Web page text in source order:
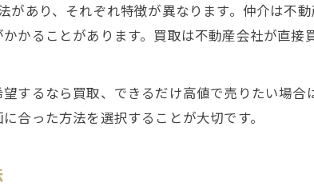
行政処分歴や免許番号の確認が重要な
費用や条件の透明性を見極めるポイント
あり、それぞれ特徴が異なります。仲介は不
かることがあります。買取は不動産会社が直
するなら買取、できるだけ高値で売りたい場合
合った方法を選択することが大切です。
来店予約はこちら
来店予約はこちら